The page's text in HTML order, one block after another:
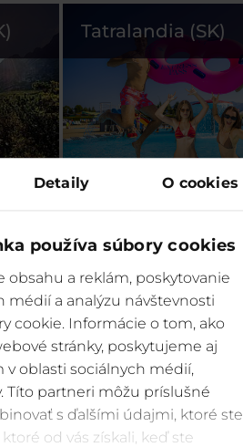
Detaily O cookies
používa súbory cookies
obsahu a reklám, poskytovanie
médií a analýzu návštevnosti
cookie. Informácie o tom, ako
stránky, poskytujeme aj
oblasti sociálnych médií,
Títo partneri môžu príslušné
s ďalšími údajmi, ktoré ste
od vás získali, keď ste
Tatralandia (SK)